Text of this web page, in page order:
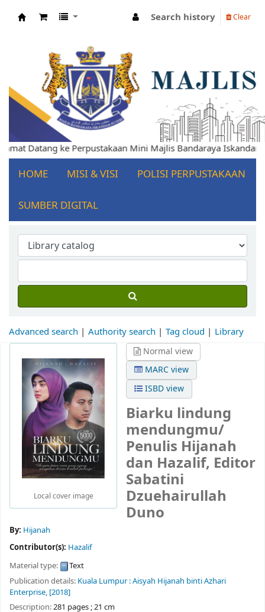
Search history Clear
Selamat Datang ke Perpustakaan Mini Majlis Bandaraya
HOME MISI & VISI POLISI PERPUSTAKAAN
SUMBER DIGITAL
Advanced search Authority search Tag cloud Library
Local cover image
Normal view
MARC view
ISBD view
Biarku lindung
mendungmu/
Penulis Hijanah
dan Hazalif, Editor
Sabatini
Dzuehairullah
Duno
By: Hijanah
Contributor(s): Hazalif
Material type:
Text
Publication details: Kuala Lumpur :Aisyah Hijanah binti Azhari
Enterprise, [2018]
Description:281 pages ; 21 cm